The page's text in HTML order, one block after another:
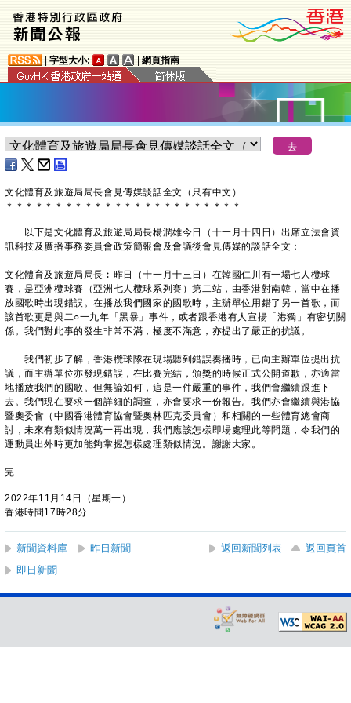
字型大小: 網頁指南
文化體育及旅遊局局長會見傳媒談話全文（只有中文）
＊ ＊ ＊ ＊ ＊ ＊ ＊ ＊ ＊ ＊ ＊ ＊ ＊ ＊ ＊ ＊ ＊ ＊ ＊ ＊ ＊ ＊ ＊ ＊
以下是文化體育及旅遊局局長楊潤雄今日（十一月十四日）出席立法會資
訊科技及廣播事務委員會政策簡報會及會議後會見傳媒的談話全文：
文化體育及旅遊局局長︰昨日（十一月十三日）在韓國仁川有一場七人欖球
賽，是亞洲欖球賽（亞洲七人欖球系列賽）第二站，由香港對南韓，當中在播
放國歌時出現錯誤。在播放我們國家的國歌時，主辦單位用錯了另一首歌，而
該首歌更是與二○一九年「黑暴」事件，或者跟香港有人宣揚「港獨」有密切關
係。我們對此事的發生非常不滿，極度不滿意，亦提出了嚴正的抗議。
我們初步了解，香港欖球隊在現場聽到錯誤奏播時，已向主辦單位提出抗
議，而主辦單位亦發現錯誤，在比賽完結，頒獎的時候正式公開道歉，亦適當
地播放我們的國歌。但無論如何，這是一件嚴重的事件，我們會繼續跟進下
去。我們現在要求一個詳細的調查，亦會要求一份報告。我們亦會繼續與港協
暨奧委會（中國香港體育協會暨奧林匹克委員會）和相關的一些體育總會商
討，未來有類似情況萬一再出現，我們應該怎樣即場處理此等問題，令我們的
運動員出外時更加能夠掌握怎樣處理類似情況。謝謝大家。
完
2022年11月14日（星期一）
香港時間17時28分
新聞資料庫 昨日新聞 返回新聞列表
返回頁首
即日新聞